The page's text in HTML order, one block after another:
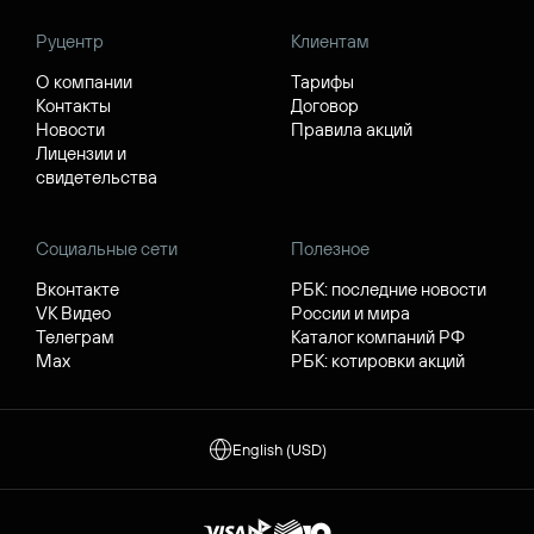
Руцентр
О компании
Контакты
Новости
Лицензии и
свидетельства
Клиентам
Тарифы
Договор
Правила акций
Социальные сети
Вконтакте
VK Видео
Телеграм
Max
Полезное
РБК: последние новости
России и мира
Каталог компаний РФ
РБК: котировки акций
English (USD)